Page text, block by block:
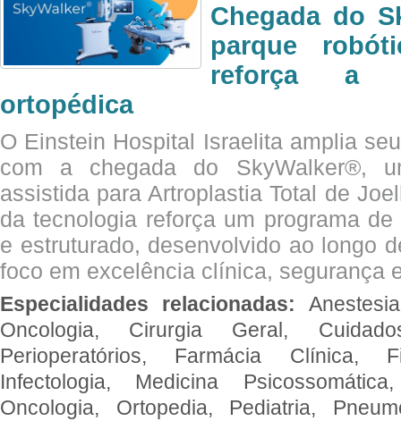
Chegada do
parque
reforça a
ortopédica
O Einstein Hospital Israelita amplia
com a chegada do SkyWalker®,
assistida para Artroplastia Total de
da tecnologia reforça um programa
e estruturado, desenvolvido ao longo
foco em excelência clínica, segurança
Especialidades relacionadas:
Oncologia, Cirurgia Geral,
Perioperatórios, Farmácia Clínica,
Infectologia, Medicina
Oncologia, Ortopedia, Pediatria,